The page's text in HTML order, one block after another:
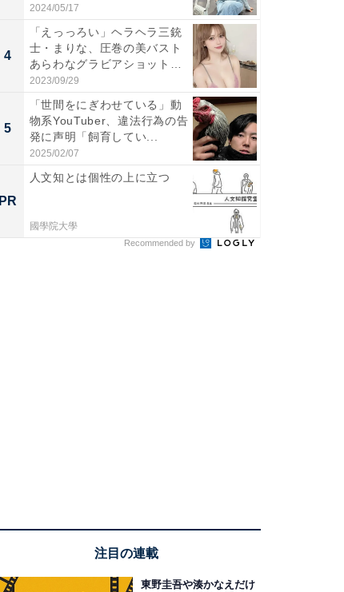
イ...
2024/05/17
4
「えっっろい」ヘラヘラ三銃
士・まりな、圧巻の美バスト
あらわなグラビアショット公
開...
2023/09/29
5
「世間をにぎわせている」動
物系YouTuber、違法行為の告
発に声明「飼育してい...
2025/02/07
PR
人文知とは個性の上に立つ
國學院大學
Recommended by
注目の連載
東野圭吾や湊かなえだけ